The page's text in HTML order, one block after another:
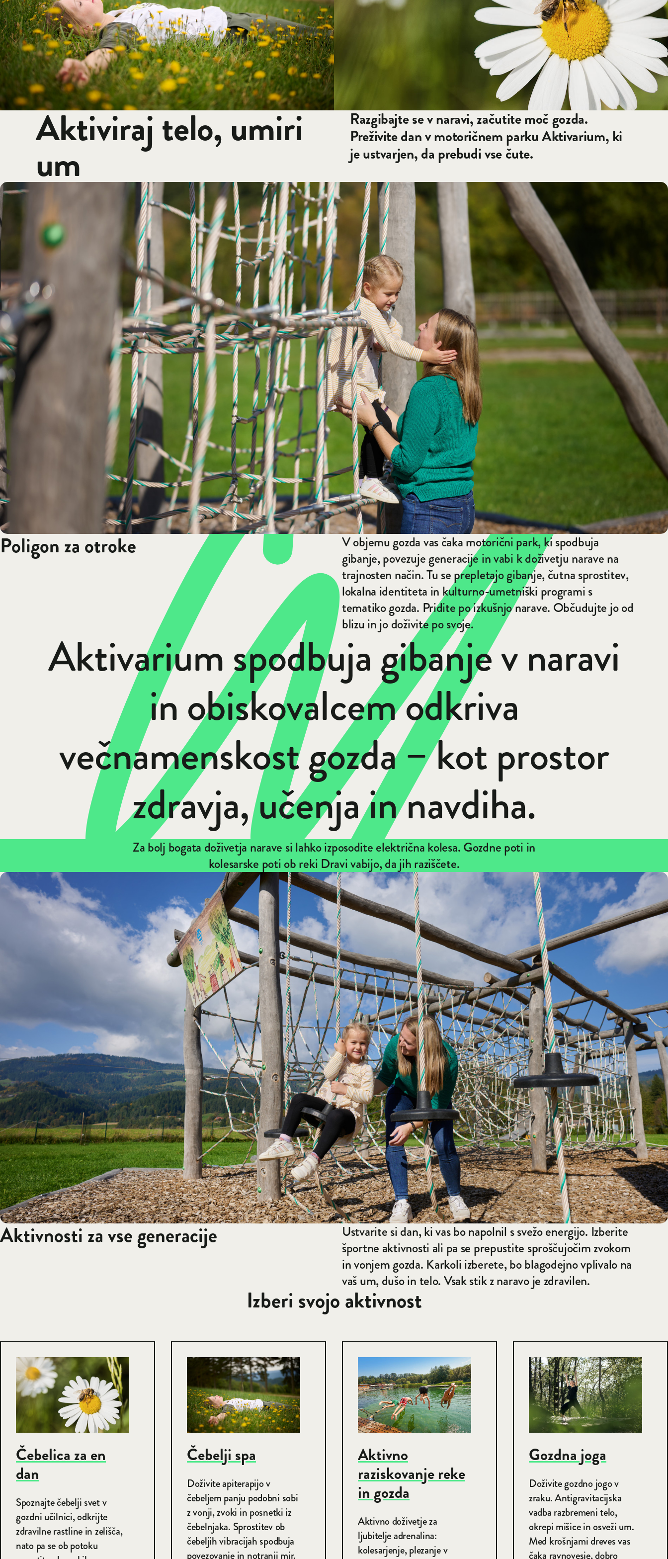
Aktiviraj telo, umiri
um
Razgibajte se v naravi, začutite moč gozda.
Preživite dan v motoričnem parku Aktivarium, ki
je ustvarjen, da prebudi vse čute.
Poligon za otroke
V objemu gozda vas čaka motorični park, ki spodbuja
gibanje, povezuje generacije in vabi k doživetju narave na
trajnosten način. Tu se prepletajo gibanje, čutna sprostitev,
lokalna identiteta in kulturno-umetniški programi s
tematiko gozda. Pridite po izkušnjo narave. Občudujte jo od
blizu in jo doživite po svoje.
Aktivarium spodbuja gibanje v naravi
in obiskovalcem odkriva
večnamenskost gozda – kot prostor
zdravja, učenja in navdiha.
Za bolj bogata doživetja narave si lahko izposodite električna kolesa. Gozdne poti in
kolesarske poti ob reki Dravi vabijo, da jih raziščete.
Aktivnosti za vse generacije
Ustvarite si dan, ki vas bo napolnil s svežo energijo. Izberite
športne aktivnosti ali pa se prepustite sproščujočim zvokom
in vonjem gozda. Karkoli izberete, bo blagodejno vplivalo na
vaš um, dušo in telo. Vsak stik z naravo je zdravilen.
Izberi svojo aktivnost
Čebelica za en
dan
Spoznajte čebelji svet v
gozdni učilnici, odkrijte
zdravilne rastline in zelišča,
nato pa se ob potoku
Čebelji spa
Doživite apiterapijo v
čebeljem panju podobni sobi
z vonji, zvoki in posnetki iz
čebelnjaka. Sprostitev ob
čebeljih vibracijah spodbuja
povezovanje in notranji mir.
Aktivno
raziskovanje reke
in gozda
Aktivno doživetje za
ljubitelje adrenalina:
kolesarjenje, plezanje v
Gozdna joga
Doživite gozdno jogo v
zraku. Antigravitacijska
vadba razbremeni telo,
okrepi mišice in osveži um.
Med krošnjami dreves vas
čaka ravnovesje, dobro